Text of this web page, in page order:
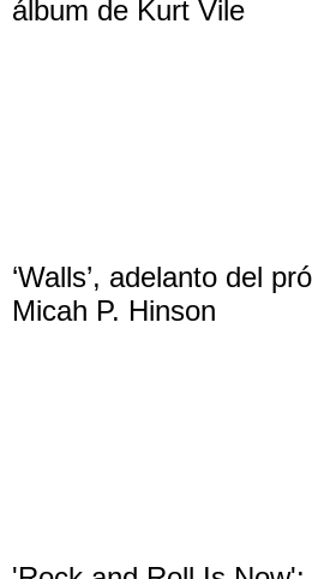
álbum de Kurt Vile
‘Walls’, adelanto del
Micah P. Hinson